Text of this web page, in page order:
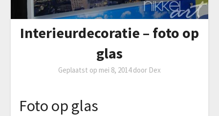
Interieurdecoratie – foto op
glas
Geplaatst op mei 8, 2014door Dex
Foto op glas